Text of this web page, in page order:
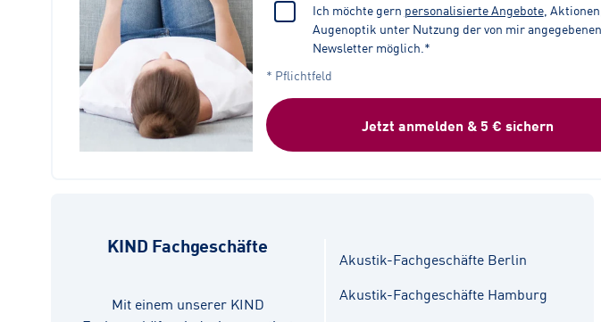
Ich möchte gern personalisierte Angebote,
Augenoptik unter Nutzung der von mir
Newsletter möglich.*
* Pflichtfeld
Jetzt anmelden & 5 € sichern
KIND Fachgeschäfte
Mit einem unserer KIND
Akustik-Fachgeschäfte Berlin
Akustik-Fachgeschäfte Hamburg